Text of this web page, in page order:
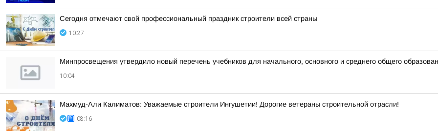
Сегодня отмечают свой профессиональный праздник строители всей страны
10:27
Минпросвещения утвердило новый перечень учебников для начального, основного и среднего общего
10:04
Махмуд-Али Калиматов: Уважаемые строители Ингушетии! Дорогие ветераны строительной отрасли!
08:16